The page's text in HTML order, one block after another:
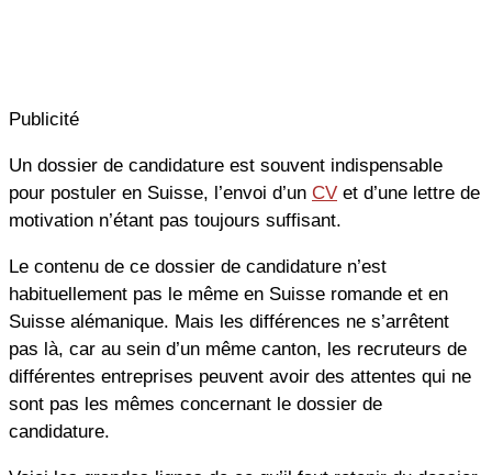
Publicité
Un dossier de candidature est souvent indispensable
pour postuler en Suisse, l’envoi d’un CV et d’une lettre de
motivation n’étant pas toujours suffisant.
Le contenu de ce dossier de candidature n’est
habituellement pas le même en Suisse romande et en
Suisse alémanique. Mais les différences ne s’arrêtent
pas là, car au sein d’un même canton, les recruteurs de
différentes entreprises peuvent avoir des attentes qui ne
sont pas les mêmes concernant le dossier de
candidature.